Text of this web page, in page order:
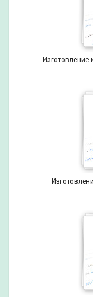
Изготовление